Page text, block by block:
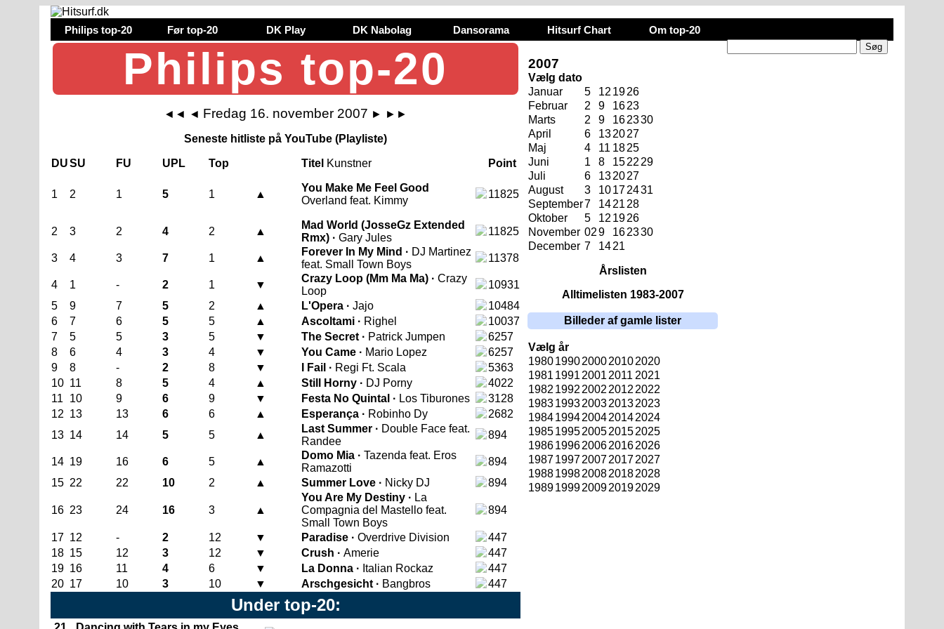
Philips top-20 Før top-20 DK Play DK Nabolag Dansorama Hitsurf Chart Om top-20
Philips top-20
◄◄ ◄ Fredag 16. november 2007 ► ►►
Seneste hitliste på YouTube (Playliste)
DUSU FU UPL Top Titel Kunstner Point
1 2 1 5 1 ▲
You Make Me Feel Good
Overland feat. Kimmy
11825
2 3 2 4 2 ▲
Mad World (JosseGz Extended
Rmx) · Gary Jules
11825
3 4 3 7 1 ▲
Forever In My Mind · DJ Martinez
feat. Small Town Boys
11378
4 1 - 2 1 ▼
Crazy Loop (Mm Ma Ma) · Crazy
Loop
10931
5
9 7 5 2 ▲ L'Opera · Jajo
10484
6
7 6 5 5 ▲ Ascoltami · Righel
10037
7
5 5 3 5 ▼ The Secret · Patrick Jumpen
6257
8
6 4 3 4 ▼ You Came · Mario Lopez
6257
9
8 - 2 8 ▼ I Fail · Regi Ft. Scala
5363
10 11 8 5 4 ▲ Still Horny · DJ Porny
4022
11
10 9 6 9 ▼ Festa No Quintal · Los Tiburones
3128
12 13 13 6 6 ▲ Esperança · Robinho Dy
2682
13 14 14 5 5 ▲
Last Summer · Double Face feat.
Randee
894
14 19 16 6 5 ▲
Domo Mia · Tazenda feat. Eros
Ramazotti
894
15 22 22 10 2 ▲ Summer Love · Nicky DJ 894
16 23 24 16 3 ▲
You Are My Destiny · La
Compagnia del Mastello feat.
Small Town Boys
894
17 12 - 2 12 ▼ Paradise · Overdrive Division
447
18 15 12 3 12 ▼ Crush · Amerie
447
19 16 11 4 6 ▼ La Donna · Italian Rockaz
447
20 17 10 3 10 ▼ Arschgesicht · Bangbros 447
Under top-20:
2007
Vælg dato
Januar
5 12 1926
Februar
2 9 1623
Marts
2 9 162330
April
6 132027
Maj
4 11 1825
Juni
1 8 1522 29
Juli
6 132027
August
3 10172431
September7 1421 28
Oktober
5 12 1926
November 029 162330
December 7 1421
Årslisten
Alltimelisten 1983-2007
Billeder af gamle lister
Vælg år
19801990200020102020
1981 1991 2001 2011 2021
1982 1992 2002 2012 2022
19831993200320132023
19841994200420142024
19851995200520152025
19861996200620162026
19871997200720172027
19881998200820182028
19891999200920192029